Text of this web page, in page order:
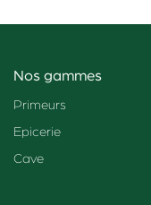
Nos gammes
Primeurs
Epicerie
Cave